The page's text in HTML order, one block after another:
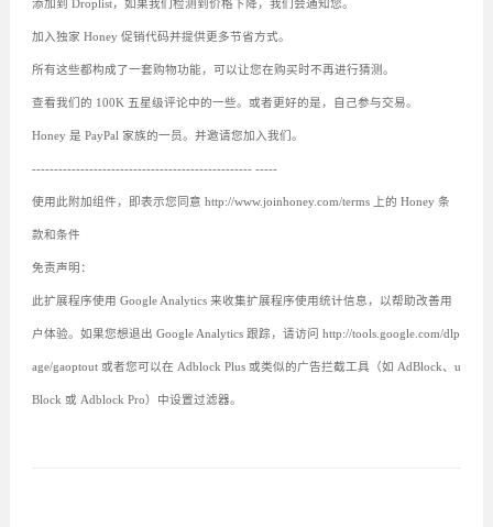
添加到 Droplist，如果我们检测到价格下降，我们会通知您。
加入独家 Honey 促销代码并提供更多节省方式。
所有这些都构成了一套购物功能，可以让您在购买时不再进行猜测。
查看我们的 100K 五星级评论中的一些。或者更好的是，自己参与交易。
Honey 是 PayPal 家族的一员。并邀请您加入我们。
-------------------------------------------------- -----
使用此附加组件，即表示您同意 http://www.joinhoney.com/terms 上的 Honey 条
款和条件
免责声明：
此扩展程序使用 Google Analytics 来收集扩展程序使用统计信息，以帮助改善用
户体验。如果您想退出 Google Analytics 跟踪，请访问 http://tools.google.com/dlp
age/gaoptout 或者您可以在 Adblock Plus 或类似的广告拦截工具（如 AdBlock、u
Block 或 Adblock Pro）中设置过滤器。